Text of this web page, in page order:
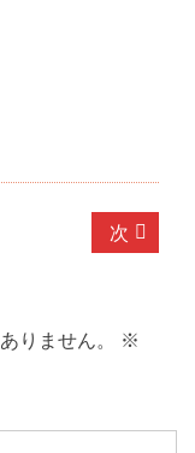
次 次
の
りません。
※